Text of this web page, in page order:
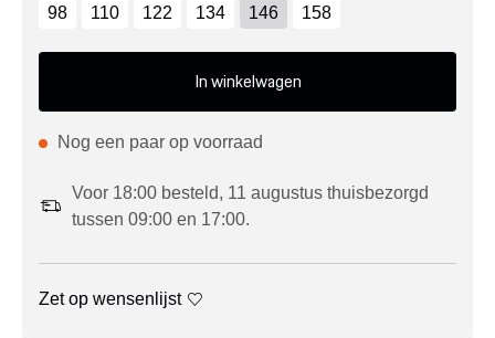
98
110 122 134 146 158
In winkelwagen
Nog een paar op voorraad
Voor 18:00 besteld, 11 augustus thuisbezorgd
tussen 09:00 en 17:00.
Zet op wensenlijst